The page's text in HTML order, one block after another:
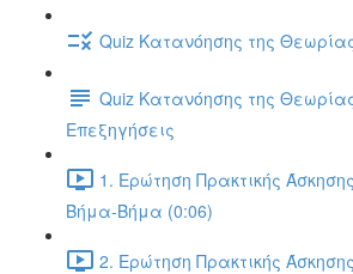
Quiz Κατανόησης της
Quiz Κατανόησης της
Επεξηγήσεις
1. Ερώτηση Πρακτικής
Βήμα-Βήμα (0:06)
2. Ερώτηση Πρακτικής